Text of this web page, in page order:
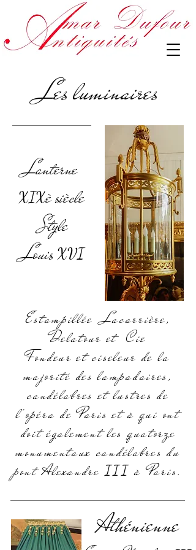
Les luminaires
Lanterne
XIXè siècle
Style
Louis XVI
Estampillée Lacarrière,
Delatour et Cie
Fondeur et ciseleur de la
majorité des lampadaires,
candélabres et lustres de
l'opéra de Paris et à qui ont
doit également les quatorze
monumentaux candélabres du
pont AlexandreIII à Paris.
Athénienne